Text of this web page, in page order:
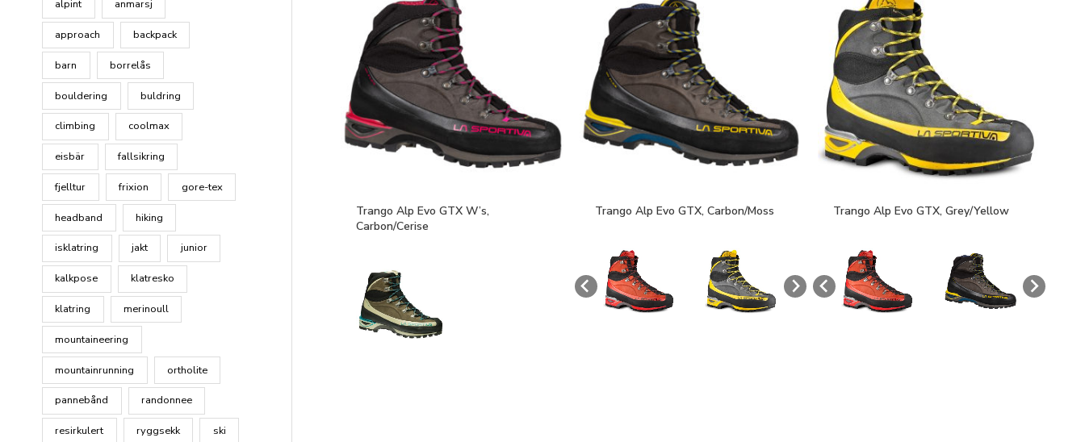
alpint anmarsj
approach backpack
barn borrelås
bouldering buldring
climbing coolmax
eisbär fallsikring
fjelltur frixion gore-tex
headband hiking
isklatring jakt junior
kalkpose klatresko
klatring merinoull
mountaineering
mountainrunning ortholite
pannebånd randonnee
resirkulert ryggsekk ski
Trango Alp Evo GTX W’s,
Carbon/Cerise
Trango Alp Evo GTX, Carbon/Moss Trango Alp Evo GTX, Grey/Yellow